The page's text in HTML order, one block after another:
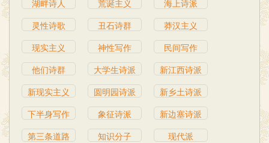
湖畔诗人
荒诞主义
海上诗派
灵性诗歌
丑石诗群
莽汉主义
现实主义
神性写作
民间写作
他们诗群
大学生诗派
新江西诗派
新现实主义
圆明园诗派
新乡土诗派
下半身写作
象征诗派
新边塞诗派
第三条道路
知识分子
现代派